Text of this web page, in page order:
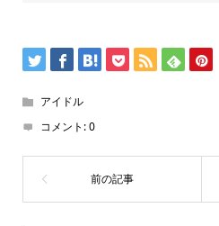
アイドル
コメント:0